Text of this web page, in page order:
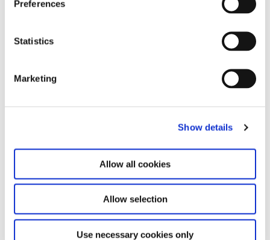
Preferences
Statistics
Marketing
Show details
Allow all cookies
Allow selection
Use necessary cookies only
TUNE. Tadleeh 28.7.23 – 21.1.24